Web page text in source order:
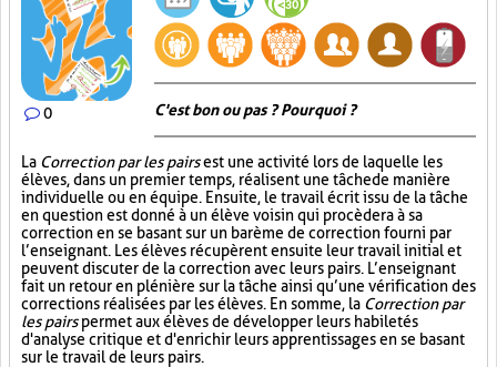
0 C'est bon ou pas ? Pourquoi ?
La Correction par les pairsest une activité lors de laquelle les
élèves, dans un premier temps, réalisent une tâche de manière
individuelle ou en équipe. Ensuite, le travail écrit issu de la tâche
en question est donné à un élève voisin qui procèdera à sa
correction en se basant sur un barème de correction fourni par
l’enseignant. Les élèves récupèrent ensuite leur travail initial et
peuvent discuter de la correction avec leurs pairs. L’enseignant
fait un retour en plénière sur la tâche ainsi qu’une vérification des
corrections réalisées par les élèves. En somme, la Correction par
les pairspermet aux élèves de développer leurs habiletés
d'analyse critique et d'enrichir leurs apprentissages en se basant
sur le travail de leurs pairs.